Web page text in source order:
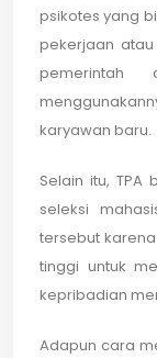
psikotes yang
pekerjaan
pemerintah
karyawan baru.
Selain itu,
seleksi
tersebut
tinggi untuk
kepribadian
Adapun cara